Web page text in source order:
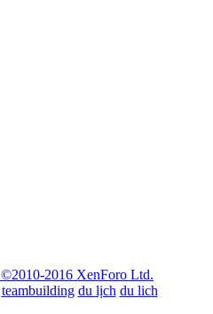
©2010-2016 XenForo Ltd.
teambuilding du lịch du lich